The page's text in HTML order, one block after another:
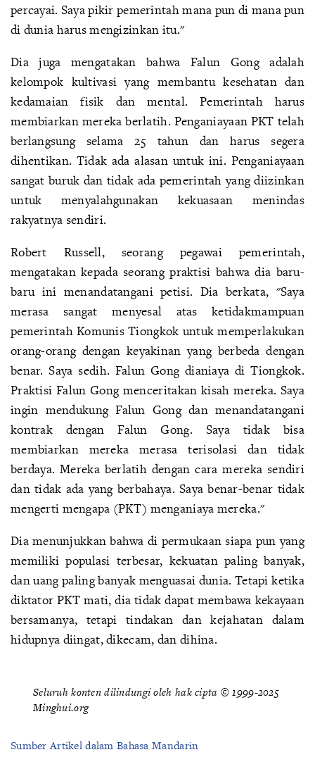
percayai. Saya pikir pemerintah mana pun di mana pun
di dunia harus mengizinkan itu."
Dia juga mengatakan bahwa Falun Gong adalah
kelompok kultivasi yang membantu kesehatan dan
kedamaian fisik dan mental. Pemerintah harus
membiarkan mereka berlatih. Penganiayaan PKT telah
berlangsung selama 25 tahun dan harus segera
dihentikan. Tidak ada alasan untuk ini. Penganiayaan
sangat buruk dan tidak ada pemerintah yang diizinkan
untuk menyalahgunakan kekuasaan menindas
rakyatnya sendiri.
Robert Russell, seorang pegawai pemerintah,
mengatakan kepada seorang praktisi bahwa dia baru-
baru ini menandatangani petisi. Dia berkata, "Saya
merasa sangat menyesal atas ketidakmampuan
pemerintah Komunis Tiongkok untuk memperlakukan
orang-orang dengan keyakinan yang berbeda dengan
benar. Saya sedih. Falun Gong dianiaya di Tiongkok.
Praktisi Falun Gong menceritakan kisah mereka. Saya
ingin mendukung Falun Gong dan menandatangani
kontrak dengan Falun Gong. Saya tidak bisa
membiarkan mereka merasa terisolasi dan tidak
berdaya. Mereka berlatih dengan cara mereka sendiri
dan tidak ada yang berbahaya. Saya benar-benar tidak
mengerti mengapa (PKT) menganiaya mereka."
Dia menunjukkan bahwa di permukaan siapa pun yang
memiliki populasi terbesar, kekuatan paling banyak,
dan uang paling banyak menguasai dunia. Tetapi ketika
diktator PKT mati, dia tidak dapat membawa kekayaan
bersamanya, tetapi tindakan dan kejahatan dalam
hidupnya diingat, dikecam, dan dihina.
Seluruh konten dilindungi oleh hak cipta © 1999-2025
Minghui.org
Sumber Artikel dalam Bahasa Mandarin